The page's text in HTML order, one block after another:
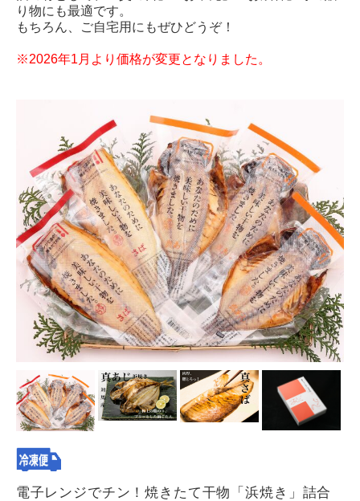
り物にも最適です。
もちろん、ご自宅用にもぜひどうぞ！
※2026年1月より価格が変更となりました。
電子レンジでチン！焼きたて干物「浜焼き」詰合